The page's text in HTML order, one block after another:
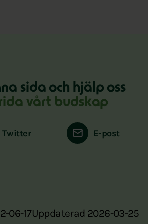
sida och hjälp oss
vårt budskap
Twitter E-post
06-17Uppdaterad 2026-03-25